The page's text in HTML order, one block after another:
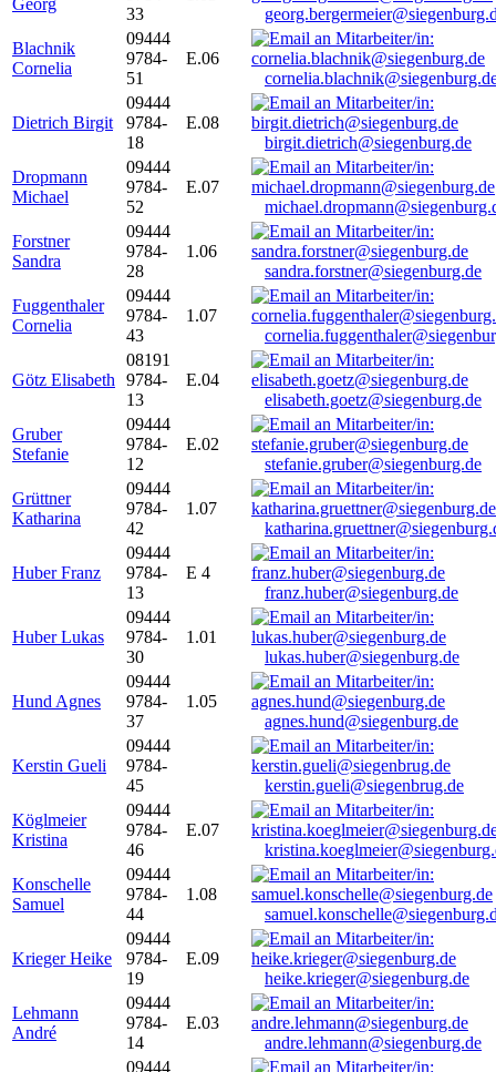
Georg
33
Blachnik
Cornelia
09444
9784-
51
E.06
Dietrich Birgit
09444
9784-
18
E.08
birgit.dietrich@siegenburg.de
Dropmann
Michael
09444
9784-
52
E.07
Forstner
Sandra
09444
9784-
28
1.06
sandra.forstner@siegenburg.de
Fuggenthaler
Cornelia
09444
9784-
43
1.07
Götz Elisabeth
08191
9784-
13
E.04
elisabeth.goetz@siegenburg.de
Gruber
Stefanie
09444
9784-
12
E.02
stefanie.gruber@siegenburg.de
Grüttner
Katharina
09444
9784-
42
1.07
Huber Franz
09444
9784-
13
E 4
franz.huber@siegenburg.de
Huber Lukas
09444
9784-
30
1.01
lukas.huber@siegenburg.de
Hund Agnes
09444
9784-
37
1.05
agnes.hund@siegenburg.de
Kerstin Gueli
09444
9784-
45
kerstin.gueli@siegenbrug.de
Köglmeier
Kristina
09444
9784-
46
E.07
Konschelle
Samuel
09444
9784-
44
1.08
Krieger Heike
09444
9784-
19
E.09
heike.krieger@siegenburg.de
Lehmann
André
09444
9784-
14
E.03
andre.lehmann@siegenburg.de
09444